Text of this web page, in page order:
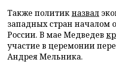
Также политикназвал
западных стран началом
России. В мае Медведев
участие в церемонии
Андрея Мельника.